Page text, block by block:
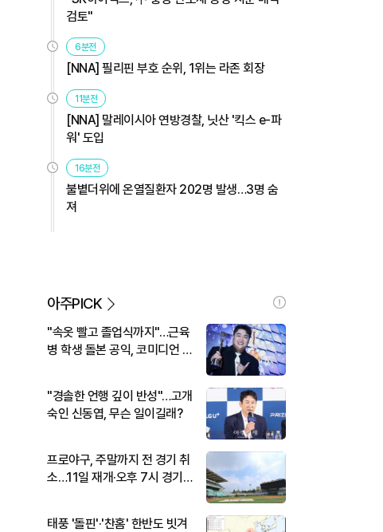
검토"
6분전
[NNA] 필리핀 부호 순위, 1위는 라존 회장
11분전
[NNA] 말레이시아 연방경찰, 닛산 '킥스 e-파
워' 도입
16분전
불볕더위에 온열질환자 202명 발생…3명 숨
져
아주PICK
"속옷 빨고 졸업식까지"…근육
병 학생 돌본 공익, 코미디언 김
"경솔한 언행 깊이 반성"…고개
숙인 신동엽, 무슨 일이길래?
프로야구, 주말까지 전 경기 취
소…11일 재개·오후 7시 경기
태풍 '돌핀'·'찬홈' 한반도 빗겨